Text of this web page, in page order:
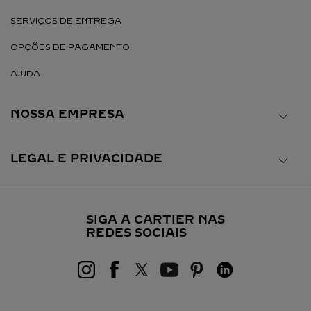
SERVIÇOS DE ENTREGA
OPÇÕES DE PAGAMENTO
AJUDA
NOSSA EMPRESA
LEGAL E PRIVACIDADE
SIGA A CARTIER NAS
REDES SOCIAIS